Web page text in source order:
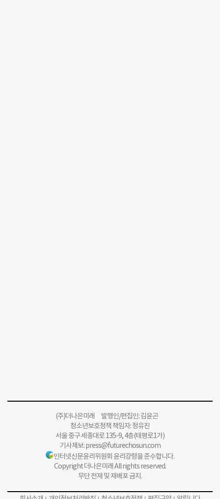
(주)더나은미래 발행인/편집인: 김윤곤
청소년보호정책 책임자: 정유진
서울 중구 세종대로 135-9, 4층(태평로1가)
기사제보:press@futurechosun.com
인터넷신문윤리위원회 윤리강령을 준수합니다.
Copyright 더나은미래 All rights reserved.
무단 전재 및 재배포 금지.